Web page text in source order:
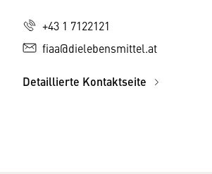
+43 1 7122121
fiaa@dielebensmittel.at
Detaillierte Kontaktseite